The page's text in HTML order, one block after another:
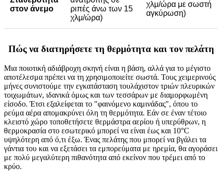
στον άνεμο
ριπές άνω των 15
χλμ/ώρα)
χλμ/ώρα με σωστή
αγκύρωση)
Πώς να διατηρήσετε τη θερμότητα και τον πελάτη
Μια ποιοτική αδιάβροχη σκηνή είναι η βάση, αλλά για το μέγιστο
αποτέλεσμα πρέπει να τη χρησιμοποιείτε σωστά. Τους χειμερινούς
μήνες συνιστούμε την εγκατάσταση τουλάχιστον τριών πλευρικών
τοιχωμάτων, ιδανικά όμως και των τεσσάρων με διαμορφωμένη
είσοδο. Έτσι εξαλείφεται το "φαινόμενο καμινάδας", όπου το
ρεύμα αέρα απομακρύνει όλη τη θερμότητα. Εάν σε έναν τέτοιο
κλειστό χώρο τοποθετήσετε θερμάστρα αερίου ή υπερύθρων, η
θερμοκρασία στο εσωτερικό μπορεί να είναι έως και 10°C
υψηλότερη από ό,τι έξω. Ένας πελάτης που μπορεί να βγάλει τα
γάντια του και να εξετάσει τα εμπορεύματα με ηρεμία, θα αγοράσει
με πολύ μεγαλύτερη πιθανότητα από εκείνον που τρέμει από το
κρύο.